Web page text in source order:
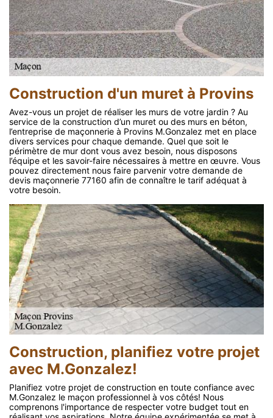
Construction d'un muret à Provins
Avez-vous un projet de réaliser les murs de votre jardin ? Au
service de la construction d’un muret ou des murs en béton,
l’entreprise de maçonnerie à Provins M.Gonzalez met en place
divers services pour chaque demande. Quel que soit le
périmètre de mur dont vous avez besoin, nous disposons
l’équipe et les savoir-faire nécessaires à mettre en œuvre. Vous
pouvez directement nous faire parvenir votre demande de
devis maçonnerie 77160 afin de connaître le tarif adéquat à
votre besoin.
Construction, planifiez votre projet
avec M.Gonzalez!
Planifiez votre projet de construction en toute confiance avec
M.Gonzalez le maçon professionnel à vos côtés! Nous
comprenons l'importance de respecter votre budget tout en